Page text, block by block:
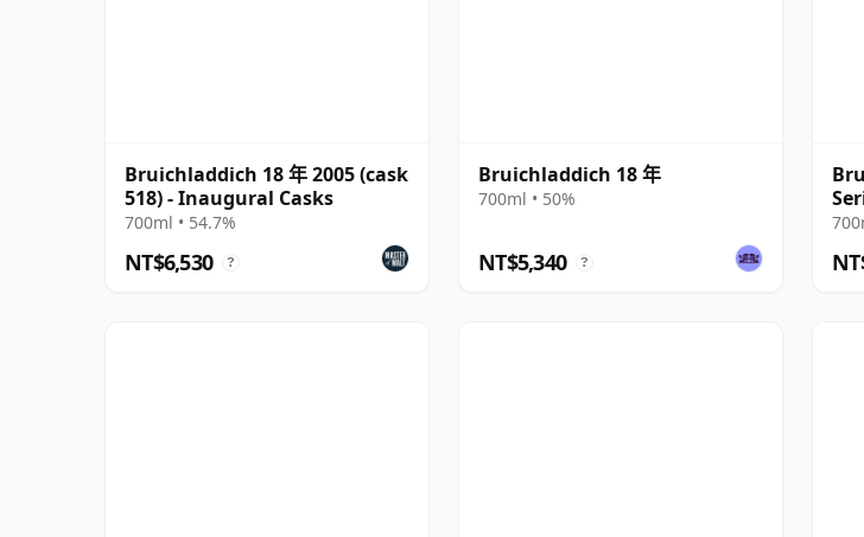
Bruichladdich 18 年 2005 (cask
518) - Inaugural Casks
700ml • 54.7%
NT$6,530 ?
Bruichladdich 18 年
700ml • 50%
NT$5,340 ?